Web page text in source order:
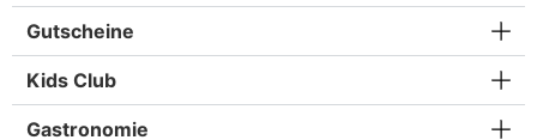
Gutscheine
Kids Club
Gastronomie